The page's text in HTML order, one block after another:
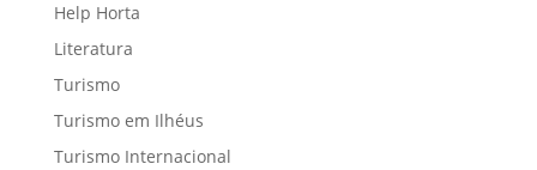
Help Horta
Literatura
Turismo
Turismo em Ilhéus
Turismo Internacional